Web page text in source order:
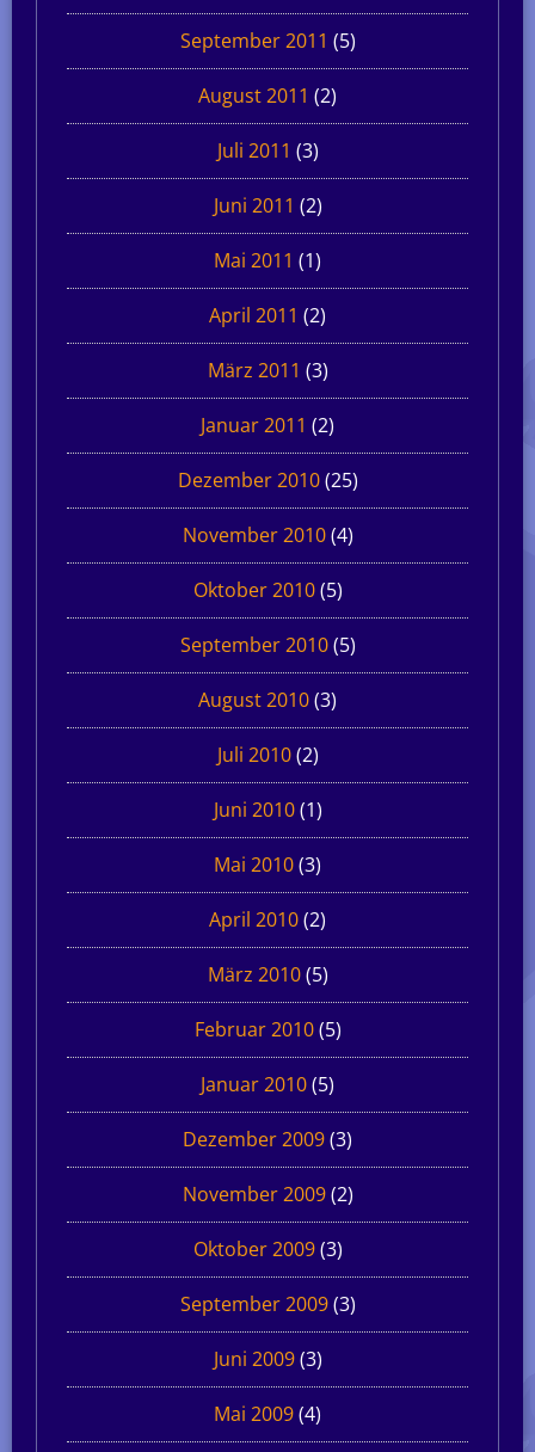
September 2011 (5)
August 2011 (2)
Juli 2011 (3)
Juni 2011 (2)
Mai 2011 (1)
April 2011 (2)
März 2011 (3)
Januar 2011 (2)
Dezember 2010(25)
November 2010(4)
Oktober 2010(5)
September 2010(5)
August 2010(3)
Juli 2010(2)
Juni 2010(1)
Mai 2010(3)
April 2010(2)
März 2010(5)
Februar 2010(5)
Januar 2010(5)
Dezember 2009(3)
November 2009(2)
Oktober 2009(3)
September 2009(3)
Juni 2009(3)
Mai 2009(4)